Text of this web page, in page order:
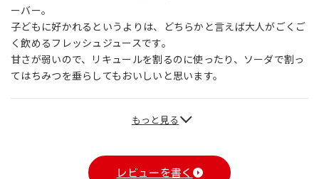
ーバー。
子どもに好かれるというよりは、どちらかと言えば大人がごくご
く飲めるフレッシュジュースです。
甘さが弱いので、リキュールを割るのに使ったり、ソーダで割っ
てはちみつを垂らしてもおいしいと思います。
もっと見る
レビューを書く